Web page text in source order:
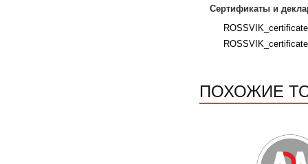
Сертификаты и
ПОХОЖИЕ